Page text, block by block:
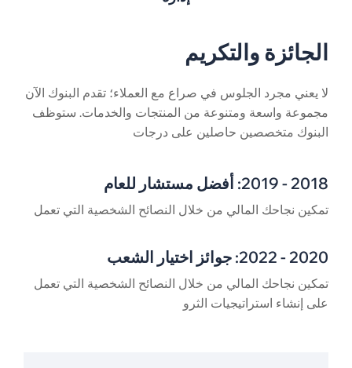
الجائزة والتكريم
لا يعني مجرد الجلوس في صراع مع العملاء؛ تقدم البنوك الآن
مجموعة واسعة ومتنوعة من المنتجات والخدمات. ستوظف
البنوك متخصصين حاصلين على درجات
2018 - 2019: أفضل مستشار للعام
تمكين نجاحك المالي من خلال النصائح الشخصية التي تعمل
2020 - 2022: جوائز اختيار الشعب
تمكين نجاحك المالي من خلال النصائح الشخصية التي تعمل
على إنشاء استراتيجيات الثرو